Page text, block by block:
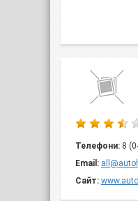
Телефони: 8
Email:
Сайт: